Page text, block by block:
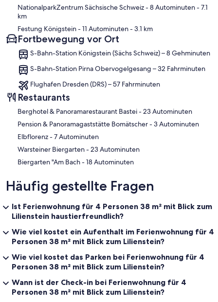
NationalparkZentrum Sächsische Schweiz- 8 Autominuten- 7.1
km
Festung Königstein- 11 Autominuten- 3.1 km
Fortbewegung vor Ort
S-Bahn-Station Königstein (Sächs Schweiz) – 8 Gehminuten
S-Bahn-Station Pirna Obervogelgesang – 32 Fahrminuten
Flughafen Dresden (DRS) – 57 Fahrminuten
Restaurants
‪Berghotel & Panoramarestaurant Bastei - ‬23 Autominuten
‪Pension & Panoramagaststätte Bomätscher - ‬3 Autominuten
‪Elbflorenz - ‬7 Autominuten
‪Warsteiner Biergarten - ‬23 Autominuten
‪Biergarten "Am Bach - ‬18 Autominuten
Häufig gestellte Fragen
Ist Ferienwohnung für 4 Personen 38 m² mit Blick zum
Lilienstein haustierfreundlich?
Wie viel kostet ein Aufenthalt im Ferienwohnung für 4
Personen 38 m² mit Blick zum Lilienstein?
Wie viel kostet das Parken bei Ferienwohnung für 4
Personen 38 m² mit Blick zum Lilienstein?
Wann ist der Check-in bei Ferienwohnung für 4
Personen 38 m² mit Blick zum Lilienstein?